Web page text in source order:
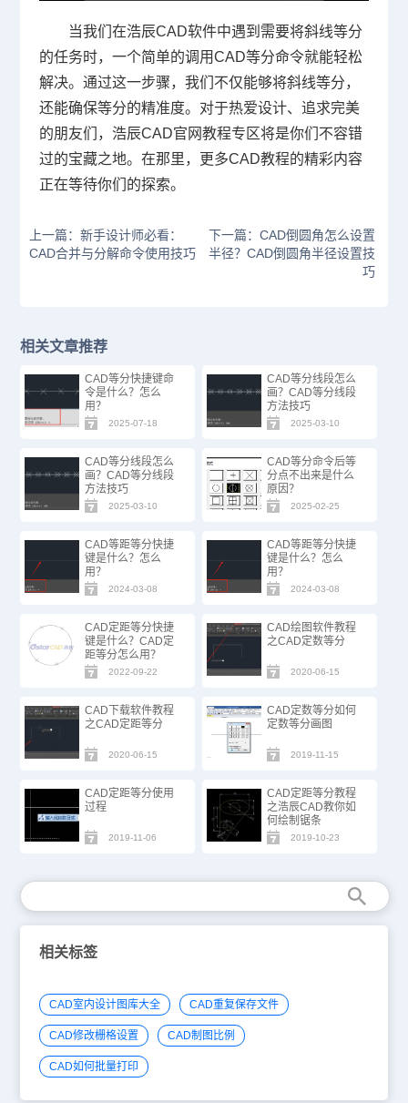
当我们在浩辰CAD软件中遇到需要将斜线等分
的任务时，一个简单的调用CAD等分命令就能轻松
解决。通过这一步骤，我们不仅能够将斜线等分，
还能确保等分的精准度。对于热爱设计、追求完美
的朋友们，浩辰CAD官网教程专区将是你们不容错
过的宝藏之地。在那里，更多CAD教程的精彩内容
正在等待你们的探索。
上一篇：新手设计师必看：
CAD合并与分解命令使用技巧
下一篇：CAD倒圆角怎么设置
半径？CAD倒圆角半径设置技
巧
相关文章推荐
CAD等分快捷键命
令是什么？怎么
用？
2025-07-18
CAD等分线段怎么
画？CAD等分线段
方法技巧
2025-03-10
CAD等分线段怎么
画？CAD等分线段
方法技巧
2025-03-10
CAD等分命令后等
分点不出来是什么
原因？
2025-02-25
CAD等距等分快捷
键是什么？怎么
用？
2024-03-08
CAD等距等分快捷
键是什么？怎么
用？
2024-03-08
CAD定距等分快捷
键是什么？CAD定
距等分怎么用？
2022-09-22
CAD绘图软件教程
之CAD定数等分
2020-06-15
CAD下载软件教程
之CAD定距等分
2020-06-15
CAD定数等分如何
定数等分画图
2019-11-15
CAD定距等分使用
过程
2019-11-06
CAD定距等分教程
之浩辰CAD教你如
何绘制锯条
2019-10-23
相关标签
CAD室内设计图库大全 CAD重复保存文件
CAD修改栅格设置 CAD制图比例
CAD如何批量打印